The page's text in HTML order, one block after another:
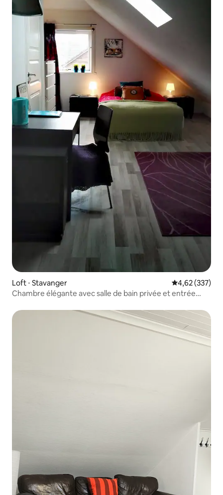
Loft ⋅ Stavanger Évaluation
4,62 (337)
Chambre élégante avec salle de bain privée et entrée